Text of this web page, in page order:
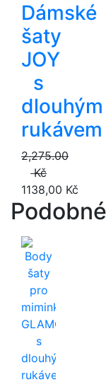
Dámské
šaty
JOY
s
dlouhým
rukávem
2,275.00
Kč
1138,00 Kč